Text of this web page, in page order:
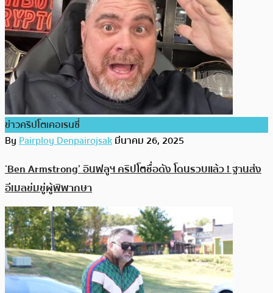
ข่าวคริปโตเคอเรนซี่
ByPairploy Denpairojsakมีนาคม 26, 2025
‘Ben Armstrong’ อินฟลูฯ คริปโตชื่อดัง โดนรวบแล้ว ! ฐานส่ง
อีเมลข่มขู่ผู้พิพากษา